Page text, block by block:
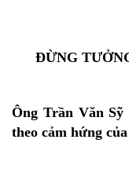
ĐỪNG
Ông Trần Văn
theo cảm hứng